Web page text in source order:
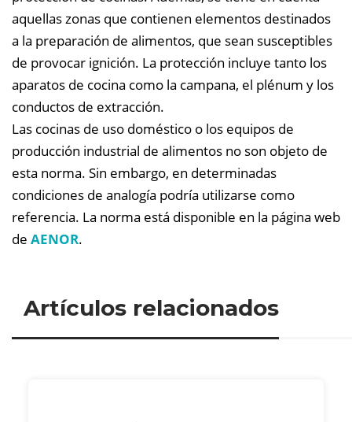
aquellas zonas que contienen elementos destinados
a la preparación de alimentos, que sean susceptibles
de provocar ignición. La protección incluye tanto los
aparatos de cocina como la campana, el plénum y los
conductos de extracción.
Las cocinas de uso doméstico o los equipos de
producción industrial de alimentos no son objeto de
esta norma. Sin embargo, en determinadas
condiciones de analogía podría utilizarse como
referencia. La norma está disponible en la página web
de AENOR.
Artículos relacionados